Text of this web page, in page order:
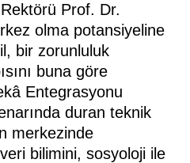
Prof. Dr.
olma potansiyeline
bir zorunluluk
buna göre
Entegrasyonu
duran teknik
merkezinde
bilimini, sosyoloji ile